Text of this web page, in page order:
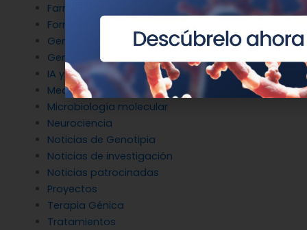
Farmacogenética
Formación
Genética del cáncer
Genética en Cardiología
IA y Genómica
Medicina Reproductiva
Microbiología molecular
Neurociencia
Noticias de Genotipia
Noticias de investigación
Noticias patrocinadas
Proyectos
Terapia Génica
Tratamientos